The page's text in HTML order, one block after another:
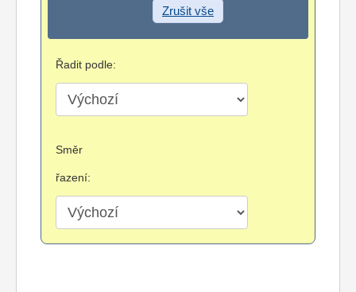
Zrušit vše
Řadit podle:
Směr
řazení: